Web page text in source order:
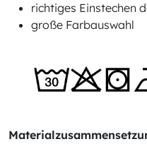
richtiges Einstechen
große Farbauswahl